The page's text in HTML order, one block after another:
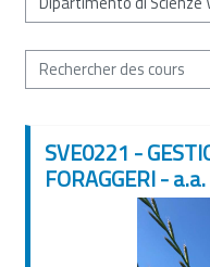
Catégories de cours
Rechercher des cours
SVE0221 -
FORAGGERI -